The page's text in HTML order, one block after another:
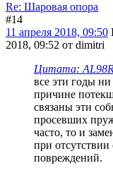
Re: Шаровая опора
#14
11 апреля 2018, 09:50
2018, 09:52 от dimitri
Цитата:
все эти годы
причине
связаны эти
просевших
часто, то и
при
повреждений.